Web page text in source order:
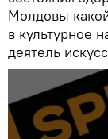
Молдовы
в культурное
деятель